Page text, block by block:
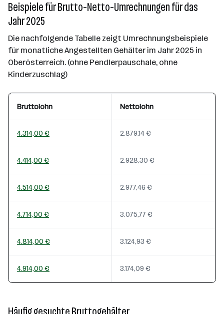
Beispiele für Brutto-Netto-Umrechnungen für das
Jahr 2025
Die nachfolgende Tabelle zeigt Umrechnungsbeispiele
für monatliche Angestellten Gehälter im Jahr 2025 in
Oberösterreich. (ohne Pendlerpauschale, ohne
Kinderzuschlag)
Bruttolohn Nettolohn
4.314,00 € 2.879,14 €
4.414,00 € 2.928,30 €
4.514,00 € 2.977,46 €
4.714,00 € 3.075,77 €
4.814,00 € 3.124,93 €
4.914,00 € 3.174,09 €